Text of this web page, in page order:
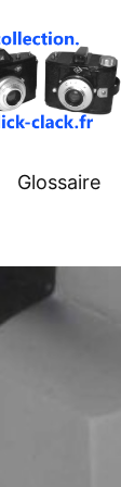
Glossaire